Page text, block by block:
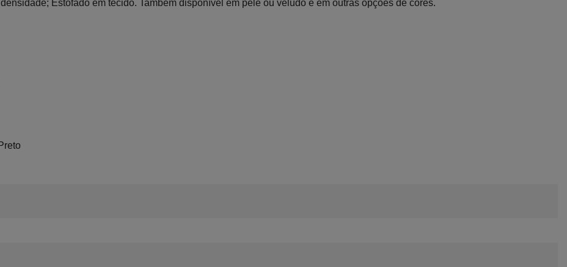
Estofado em tecido. Também disponível em pele ou veludo e em outras opções de cores.